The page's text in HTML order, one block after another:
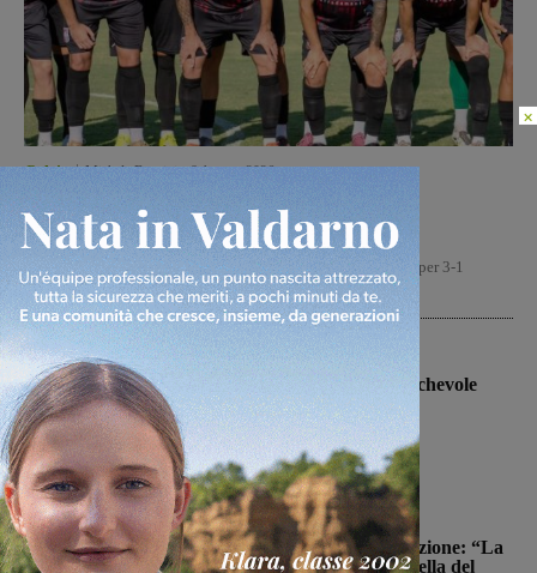
Calcio Michele Bossini -8 Agosto 2026
Il Terrranuova Traiana battuto 3-1
nell’amichevole di Grosseto
Il Terranuova Traiana, pur non demeritando, è stata sconfitto per 3-1
nell'amichevole in casa del Grosseto, squadra di serie...
Calcio
Il Montevarchi affronta in amichevole
l’Ancona
Michele Bossini - 8 Agosto 2026
Politica
Reggello, i consiglieri di opposizione: “La
TARI 2026 resta più alta di quella del
×